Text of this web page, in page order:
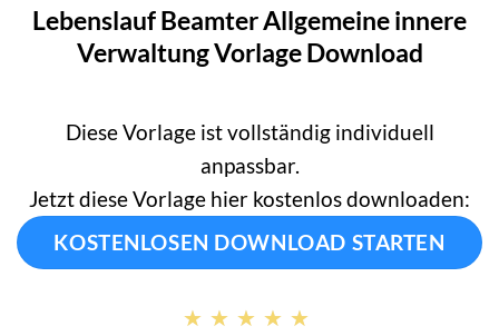
Lebenslauf Beamter Allgemeine innere
Verwaltung Vorlage Download
Diese Vorlage ist vollständig individuell
anpassbar.
Jetzt diese Vorlage hier kostenlos downloaden:
KOSTENLOSEN DOWNLOAD STARTEN
★★★★★
★★★★★